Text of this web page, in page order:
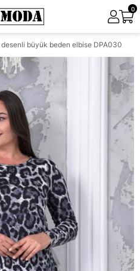
0
desenli büyük beden elbise DPA030